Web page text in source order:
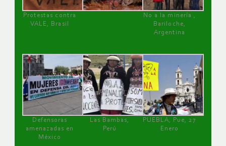
Protestas contra
VALE, Brasil
No a la minería ,
Bariloche,
Argentina
Defensoras
amenazadas en
México
Las Bambas,
Perú
PUEBLA, Pue, 27
Enero